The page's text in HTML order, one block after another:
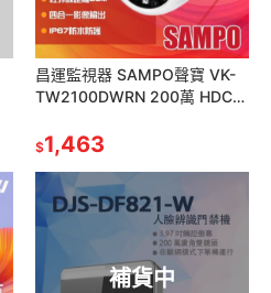
昌運監視器 SAMPO聲寶 VK-
TW2100DWRN 200萬 HDCVI
$1,463
補貨中